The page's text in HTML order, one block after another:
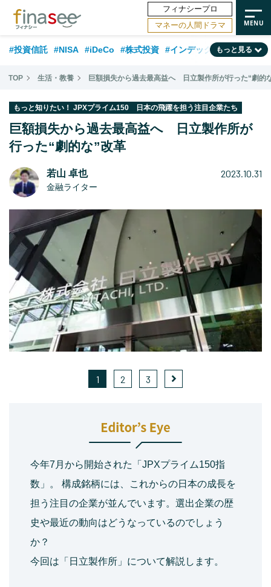
フィナシープロ
マネーの人間ドラマ
#投資信託 #NISA #iDeCo #株式投資 #インデックスファンド
#相談事例 #相続・贈与 #FP #新NISA #積立投資 #30代
#フィナンシャル・ウェルビーイング #企業型DC #退職金
#老後 #データ・調査 #金融用語解説
もっと見る
TOP 生活・教養 巨額損失から過去最高益へ 日立製作所が行った“劇的
もっと知りたい！ JPXプライム150 日本の飛躍を担う注目企業たち
巨額損失から過去最高益へ 日立製作所が
行った“劇的な”改革
若山 卓也
金融ライター
2023.10.31
1 2 3
今年7月から開始された「JPXプライム150指
数」。 構成銘柄には、これからの日本の成長を
担う注目の企業が並んでいます。選出企業の歴
史や最近の動向はどうなっているのでしょう
か？
今回は「日立製作所」について解説します。